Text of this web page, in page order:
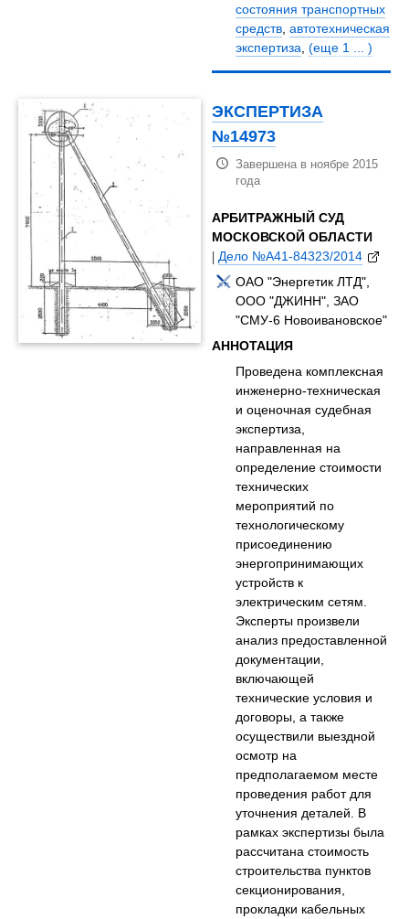
состояния транспортных
средств,автотехническая
экспертиза,(еще 1 ... )
ЭКСПЕРТИЗА
№14973
Завершена в ноябре 2015
года
АРБИТРАЖНЫЙ СУД
МОСКОВСКОЙ ОБЛАСТИ
|Дело №А41-84323/2014
ОАО "Энергетик ЛТД",
ООО "ДЖИНН", ЗАО
"СМУ-6 Новоивановское"
АННОТАЦИЯ
Проведена комплексная
инженерно-техническая
и оценочная судебная
экспертиза,
направленная на
определение стоимости
технических
мероприятий по
технологическому
присоединению
энергопринимающих
устройств к
электрическим сетям.
Эксперты произвели
анализ предоставленной
документации,
включающей
технические условия и
договоры, а также
осуществили выездной
осмотр на
предполагаемом месте
проведения работ для
уточнения деталей. В
рамках экспертизы была
рассчитана стоимость
строительства пунктов
секционирования,
прокладки кабельных